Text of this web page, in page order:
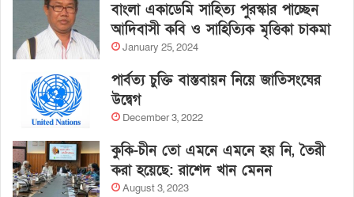
বাংলা একাডেমি সাহিত্য পুরস্কার পাচ্ছেন
আদিবাসী কবি ও সাহিত্যিক মৃত্তিকা চাকমা
January 25, 2024
পার্বত্য চুক্তি বাস্তবায়ন নিয়ে জাতিসংঘের
উদ্বেগ
December 3, 2022
কুকি-চীন তো এমনে এমনে হয় নি, তৈরী
করা হয়েছে: রাশেদ খান মেনন
August 3, 2023